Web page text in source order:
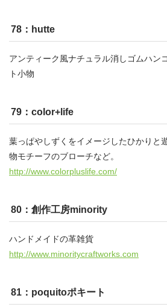
78：hutte
アンティーク風ナチュラル消しゴムハン
ト小物
79：color+life
葉っぱやしずくをイメージしたひかりと
物モチーフのブローチなど。
http://www.colorpluslife.com/
80：創作工房minority
ハンドメイドの革雑貨
http://www.minoritycraftworks.com
81：poquitoポキート